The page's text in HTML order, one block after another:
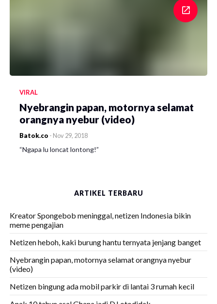
VIRAL
Nyebrangin papan, motornya selamat
orangnya nyebur (video)
Batok.co - Nov 29, 2018
“Ngapa lu loncat lontong!”
ARTIKEL TERBARU
Kreator Spongebob meninggal, netizen Indonesia bikin
meme pengajian
Netizen heboh, kaki burung hantu ternyata jenjang banget
Nyebrangin papan, motornya selamat orangnya nyebur
(video)
Netizen bingung ada mobil parkir di lantai 3 rumah kecil